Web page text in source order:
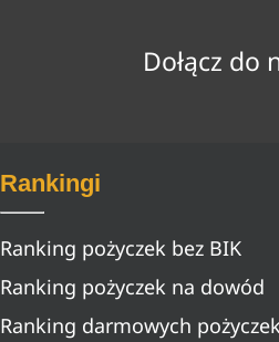
Dołącz do
Rankingi
Ranking pożyczek bez BIK
Ranking pożyczek na dowód
Ranking darmowych